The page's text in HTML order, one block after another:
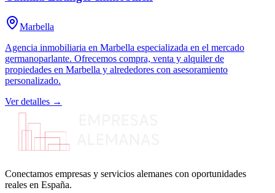
Marbella
Agencia inmobiliaria en Marbella especializada en el mercado
germanoparlante. Ofrecemos compra, venta y alquiler de
propiedades en Marbella y alrededores con asesoramiento
personalizado.
Ver detalles →
Conectamos empresas y servicios alemanes con oportunidades
reales en España.